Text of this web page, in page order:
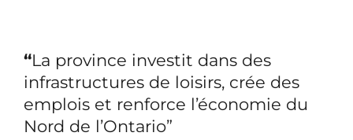
“La province investit dans des
infrastructures de loisirs, crée des
emplois et renforce l’économie du
Nord de l’Ontario”